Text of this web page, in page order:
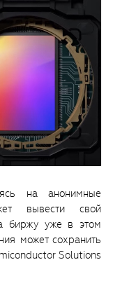
на анонимные
вывести свой
биржу уже в этом
может сохранить
Solutions